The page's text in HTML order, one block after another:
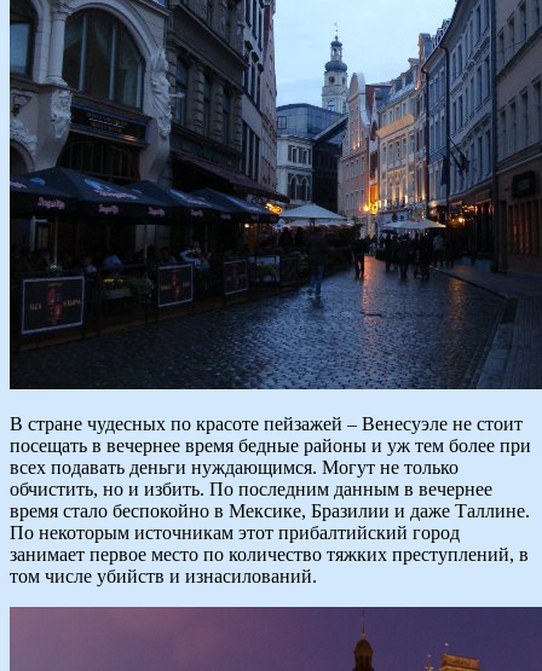
В стране чудесных по красоте пейзажей – Венесуэле не стоит
посещать в вечернее время бедные районы и уж тем более при
всех подавать деньги нуждающимся. Могут не только
обчистить, но и избить. По последним данным в вечернее
время стало беспокойно в Мексике, Бразилии и даже Таллине.
По некоторым источникам этот прибалтийский город
занимает первое место по количество тяжких преступлений, в
том числе убийств и изнасилований.